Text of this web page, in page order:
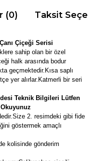
(0) Taksit
Çiçeği Serisi
sahip olan bir özel
halk arasında bodur
geçmektedir.Kısa saplı
yer alırlar.Katmerli bir seri
Teknik Bilgileri Lütfen
2. resimdeki gibi fide
göstermek amaçlı
kolisinde gönderim